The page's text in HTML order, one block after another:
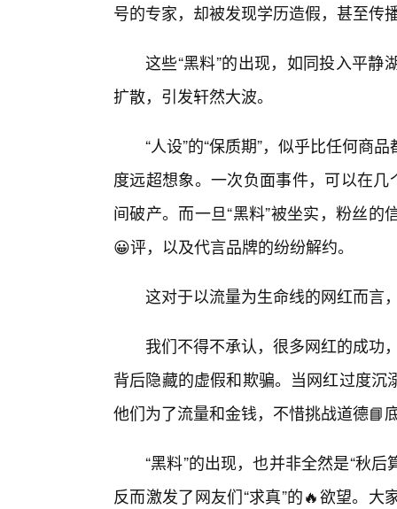
号的专家，却被发现学历造假，甚至传
这些“黑料”的出现，如同投入平
扩散，引发轩然大波。
“人设”的“保质期”，似乎比任何商
度远超想象。一次负面事件，可以在
间破产。而一旦“黑料”被坐实，粉丝
😀评，以及代言品牌的纷纷解约。
这对于以流量为生命线的网红而言
我们不得不承认，很多网红的成功
背后隐藏的虚假和欺骗。当网红过度
他们为了流量和金钱，不惜挑战道德📘
“黑料”的出现，也并非全然是“秋
反而激发了网友们“求真”的🔥欲望。